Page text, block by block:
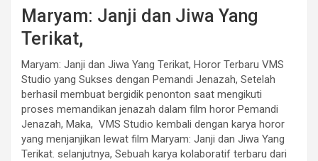
Maryam: Janji dan Jiwa Yang
Terikat,
Maryam: Janji dan Jiwa Yang Terikat, Horor Terbaru VMS
Studio yang Sukses dengan Pemandi Jenazah, Setelah
berhasil membuat bergidik penonton saat mengikuti
proses memandikan jenazah dalam film horor Pemandi
Jenazah, Maka, VMS Studio kembali dengan karya horor
yang menjanjikan lewat film Maryam: Janji dan Jiwa Yang
Terikat. selanjutnya, Sebuah karya kolaboratif terbaru dari